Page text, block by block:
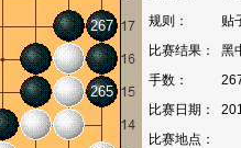
265
267 规则：
贴
比赛结果：
黑
手数：
比赛日期：
比赛地点：